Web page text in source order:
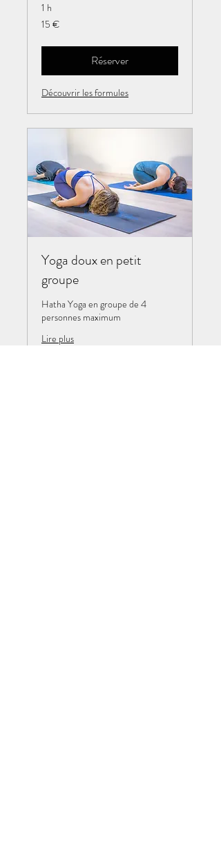
1 h
15
euros
15 €
Réserver
Découvrir les formules
Yoga doux en petit
groupe
Hatha Yoga en groupe de 4
personnes maximum
Lire plus